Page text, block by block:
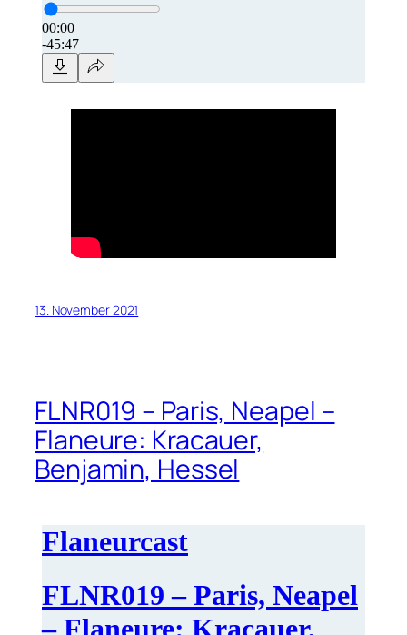
13. November 2021
FLNR019 – Paris, Neapel –
Flaneure: Kracauer,
Benjamin, Hessel